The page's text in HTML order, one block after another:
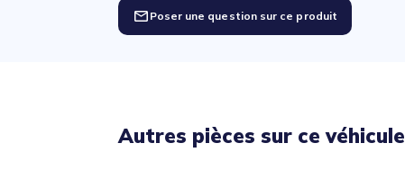
Poser une question sur ce produit
Autres pièces sur ce véhicule